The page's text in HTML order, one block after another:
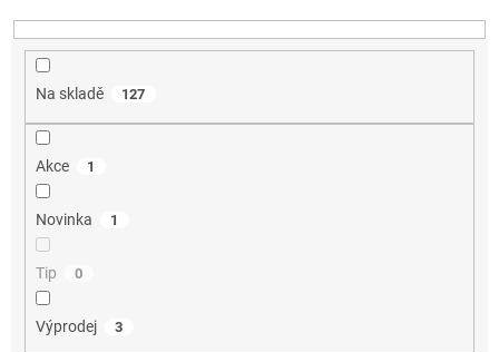
ů
Na skladě 127
Akce 1
Novinka 1
Tip 0
Výprodej 3